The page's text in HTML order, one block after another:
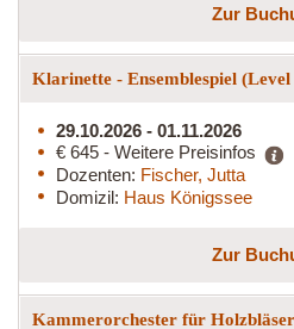
Zur
Klarinette - Ensemblespiel (Level
29.10.2026 - 01.11.2026
€ 645 - Weitere Preisinfos
Dozenten: Fischer, Jutta
Domizil: Haus Königssee
Zur
Kammerorchester für